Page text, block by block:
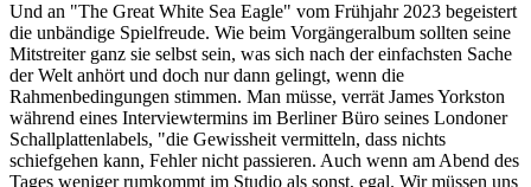
Und an "The Great White Sea Eagle" vom Frühjahr 2023 begeistert
die unbändige Spielfreude. Wie beim Vorgängeralbum sollten seine
Mitstreiter ganz sie selbst sein, was sich nach der einfachsten Sache
der Welt anhört und doch nur dann gelingt, wenn die
Rahmenbedingungen stimmen. Man müsse, verrät James Yorkston
während eines Interviewtermins im Berliner Büro seines Londoner
Schallplattenlabels, "die Gewissheit vermitteln, dass nichts
schiefgehen kann, Fehler nicht passieren. Auch wenn am Abend des
Tages weniger rumkommt im Studio als sonst, egal. Wir müssen uns